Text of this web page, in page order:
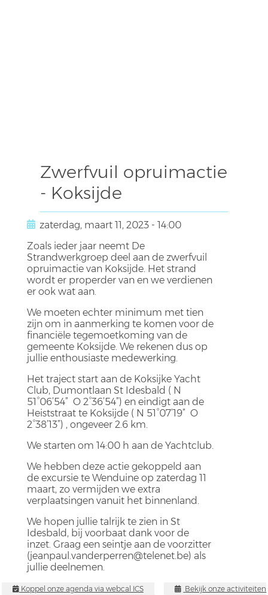
Zwerfvuil opruimactie
- Koksijde
zaterdag, maart 11, 2023 - 14:00
Zoals ieder jaar neemt De
Strandwerkgroep deel aan de zwerfvuil
opruimactie van Koksijde. Het strand
wordt er properder van en we verdienen
er ook wat aan.
We moeten echter minimum met tien
zijn om in aanmerking te komen voor de
financiële tegemoetkoming van de
gemeente Koksijde. We rekenen dus op
jullie enthousiaste medewerking.
Het traject start aan de Koksijke Yacht
Club, Dumontlaan St Idesbald ( N
51°06’54” O 2°36’54”) en eindigt aan de
Heiststraat te Koksijde ( N 51°07’19” O
2°38’13”) , ongeveer 2.6 km.
We starten om 14:00 h aan de Yachtclub.
We hebben deze actie gekoppeld aan
de excursie te Wenduine op zaterdag 11
maart, zo vermijden we extra
verplaatsingen vanuit het binnenland.
We hopen jullie talrijk te zien in St
Idesbald, bij voorbaat dank voor de
inzet. Graag een seintje aan de voorzitter
(jeanpaul.vanderperren@telenet.be) als
jullie deelnemen.
Koppel onze agenda via webcal ICS
Bekijk onze activiteiten